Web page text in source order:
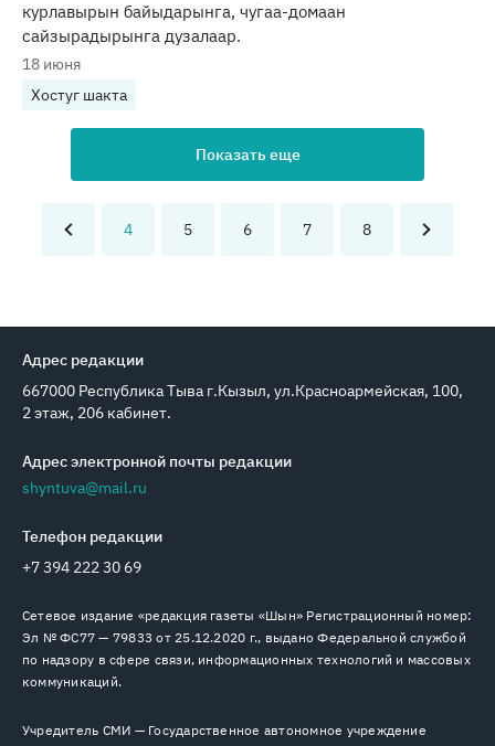
курлавырын байыдарынга, чугаа-домаан
сайзырадырынга дузалаар.
18 июня
Хостуг шакта
Показать еще
4 5 6 7 8
Адрес редакции
667000 Республика Тыва г.Кызыл, ул.Красноармейская, 100,
2 этаж, 206 кабинет.
Адрес электронной почты редакции
shyntuva@mail.ru
Телефон редакции
+7 394 222 30 69
Сетевое издание «редакция газеты «Шын» Регистрационный номер:
Эл № ФС77 — 79833 от 25.12.2020 г., выдано Федеральной службой
по надзору в сфере связи, информационных технологий и массовых
коммуникаций.
Учредитель СМИ — Государственное автономное учреждение